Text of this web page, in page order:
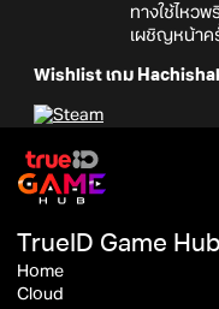
ทางใช้ไหวพ
เผชิญหน้าค
Wishlist เกม
TrueID Game Hub
Home
Cloud